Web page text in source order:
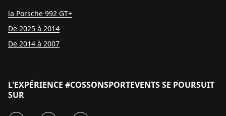
la Porsche 992 GT+
De 2025 à 2014
De 2014 à 2007
L'EXPÉRIENCE #COSSONSPORTEVENTS SE POURSUIT
SUR